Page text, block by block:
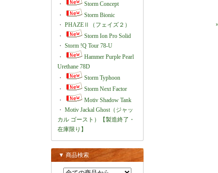
・
Storm Concept
・
Storm Bionic
・ PHAZEⅡ（フェイズ２）
・
Storm Ion Pro Solid
・ Storm !Q Tour 78-U
・
Hammer Purple Pearl
Urethane 78D
・
Storm Typhoon
・
Storm Next Factor
・
Motiv Shadow Tank
・ Motiv Jackal Ghost（ジャッ
カル ゴースト）【製造終了・
在庫限り】
▼ 商品検索